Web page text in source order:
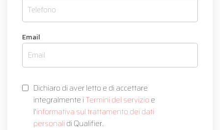
Email
Dichiaro di aver letto e di accettare
integralmente i Termini del servizio e
l'informativa sul trattamento dei dati
personali di Qualifier.